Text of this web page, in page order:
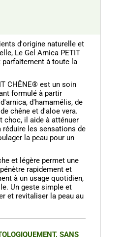
d'origine naturelle et
Le Gel Arnica PETIT
à toute la
CHÊNE® est un soin
formulé à partir
d'hamamélis, de
chêne et d'aloe vera.
choc, il aide à atténuer
réduire les sensations de
la peau pour un
et légère permet une
rapidement et
à un usage quotidien,
Un geste simple et
et revitaliser la peau au
SANS